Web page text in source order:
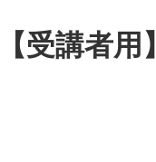
受講者用】